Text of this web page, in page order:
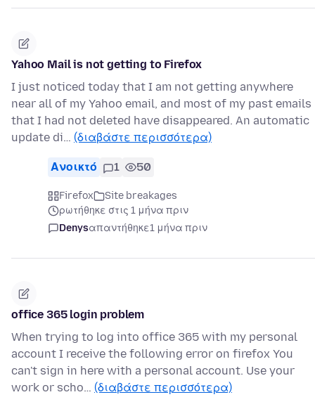
Yahoo Mail is not getting to Firefox
I just noticed today that I am not getting anywhere
near all of my Yahoo email, and most of my past emails
that I had not deleted have disappeared. An automatic
update di… (διαβάστε περισσότερα)
Ανοικτό 1 50
Firefox
Site breakages
ρωτήθηκε στις 1 μήνα πριν
Denysαπαντήθηκε1 μήνα πριν
office 365 login problem
When trying to log into office 365 with my personal
account I receive the following error on firefox You
can't sign in here with a personal account. Use your
work or scho… (διαβάστε περισσότερα)